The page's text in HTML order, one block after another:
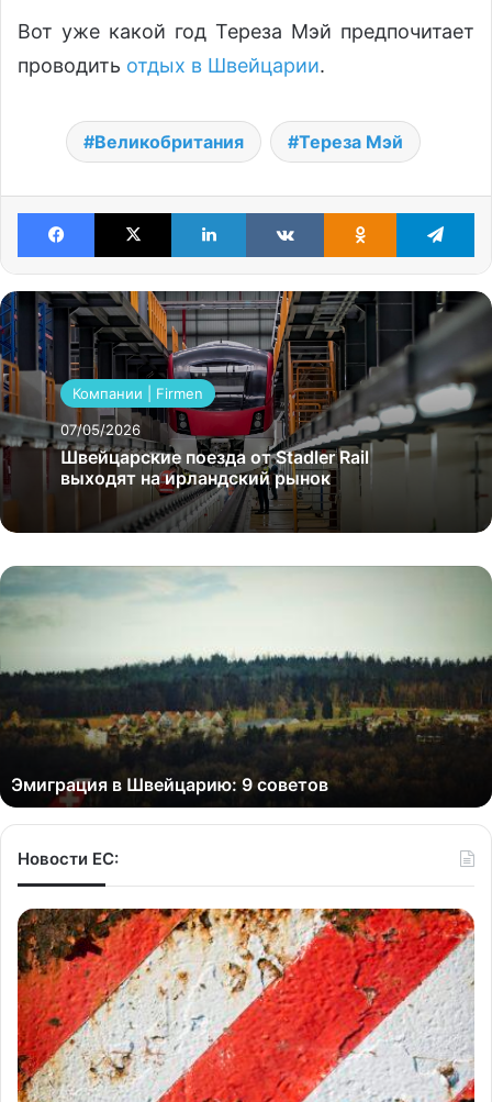
Вот уже какой год Тереза Мэй предпочитает
проводить отдых в Швейцарии.
Великобритания Тереза Мэй
Facebook X LinkedIn VKontakteOdnoklassniki
Компании | Firmen
07/05/2026
Швейцарские поезда от Stadler Rail
выходят на ирландский рынок
Эмиграция в Швейцарию: 9 советов
Новости ЕС: